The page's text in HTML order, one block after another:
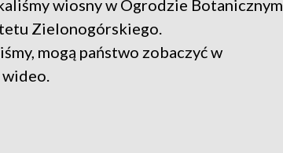
wiosny w Ogrodzie Botanicznym
Zielonogórskiego.
mogą państwo zobaczyć w